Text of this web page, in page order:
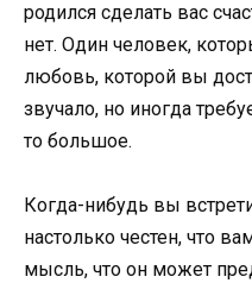
родился сделать вас
нет. Один человек,
любовь, которой вы
звучало, но иногда
то большое.
Когда-нибудь вы
настолько честен, что
мысль, что он может